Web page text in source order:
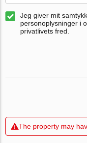
Jeg giver mit
personoplysninger i
privatlivets fred.
The property may